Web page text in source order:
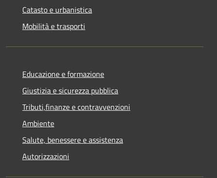
Catasto e urbanistica
Mobilità e trasporti
Educazione e formazione
Giustizia e sicurezza pubblica
Tributi,finanze e contravvenzioni
Ambiente
Salute, benessere e assistenza
Autorizzazioni